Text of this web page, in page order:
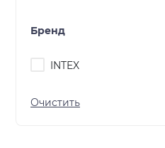
Бренд
INTEX